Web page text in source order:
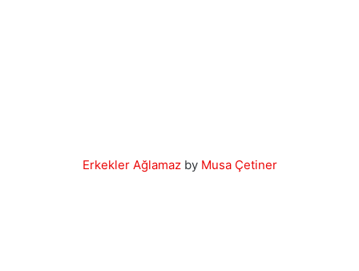
Erkekler Ağlamazby Musa Çetiner